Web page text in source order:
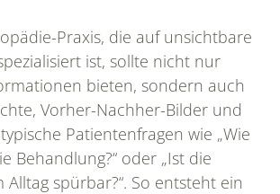
Praxis, die auf unsichtbare
ist, sollte nicht nur
bieten, sondern auch
Vorher-Nachher-Bilder und
Patientenfragen wie „Wie
Behandlung?“ oder „Ist die
Alltag spürbar?“. So entsteht ein